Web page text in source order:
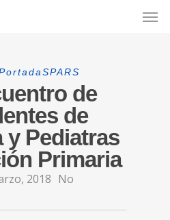
SPARS
de
de
y Pediatras
Primaria
2018 No